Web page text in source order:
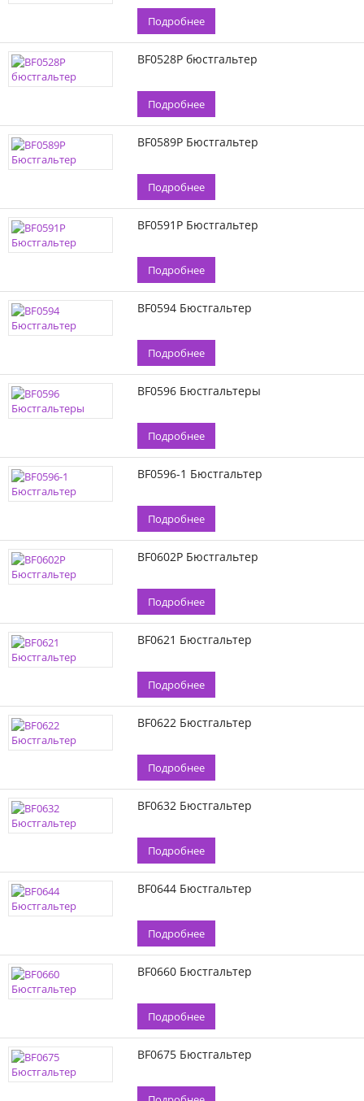
Подробнее
BF0528P бюстгальтер
Подробнее
BF0589P Бюстгальтер
Подробнее
BF0591P Бюстгальтер
Подробнее
BF0594 Бюстгальтер
Подробнее
BF0596 Бюстгальтеры
Подробнее
BF0596-1 Бюстгальтер
Подробнее
BF0602P Бюстгальтер
Подробнее
BF0621 Бюстгальтер
Подробнее
BF0622 Бюстгальтер
Подробнее
BF0632 Бюстгальтер
Подробнее
BF0644 Бюстгальтер
Подробнее
BF0660 Бюстгальтер
Подробнее
BF0675 Бюстгальтер